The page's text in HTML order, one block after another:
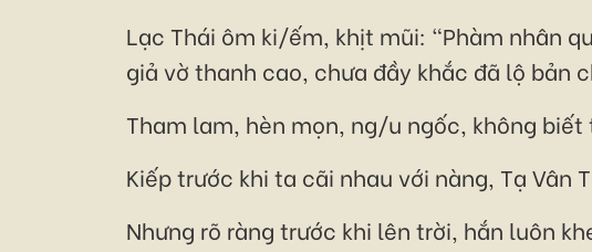
Lạc Thái ôm ki/ếm, khịt mũi: "Phàm nhân
giả vờ thanh cao, chưa đầy khắc đã lộ bản
Tham lam, hèn mọn, ng/u ngốc, không
Kiếp trước khi ta cãi nhau với nàng, Tạ Vân
Nhưng rõ ràng trước khi lên trời, hắn luôn